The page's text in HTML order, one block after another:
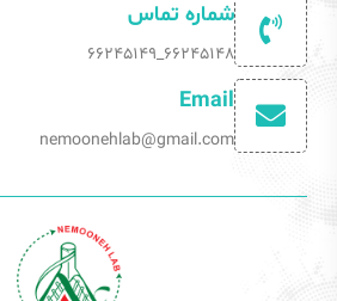
شماره تماس
66245148_66245149
Email
nemoonehlab@gmail.com